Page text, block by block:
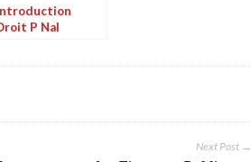
P Nal
Next Post →